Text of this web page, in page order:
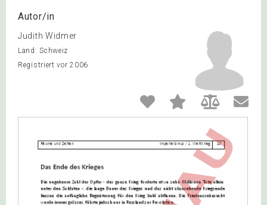
Autor/in
Judith Widmer
Land: Schweiz
Registriert vor 2006